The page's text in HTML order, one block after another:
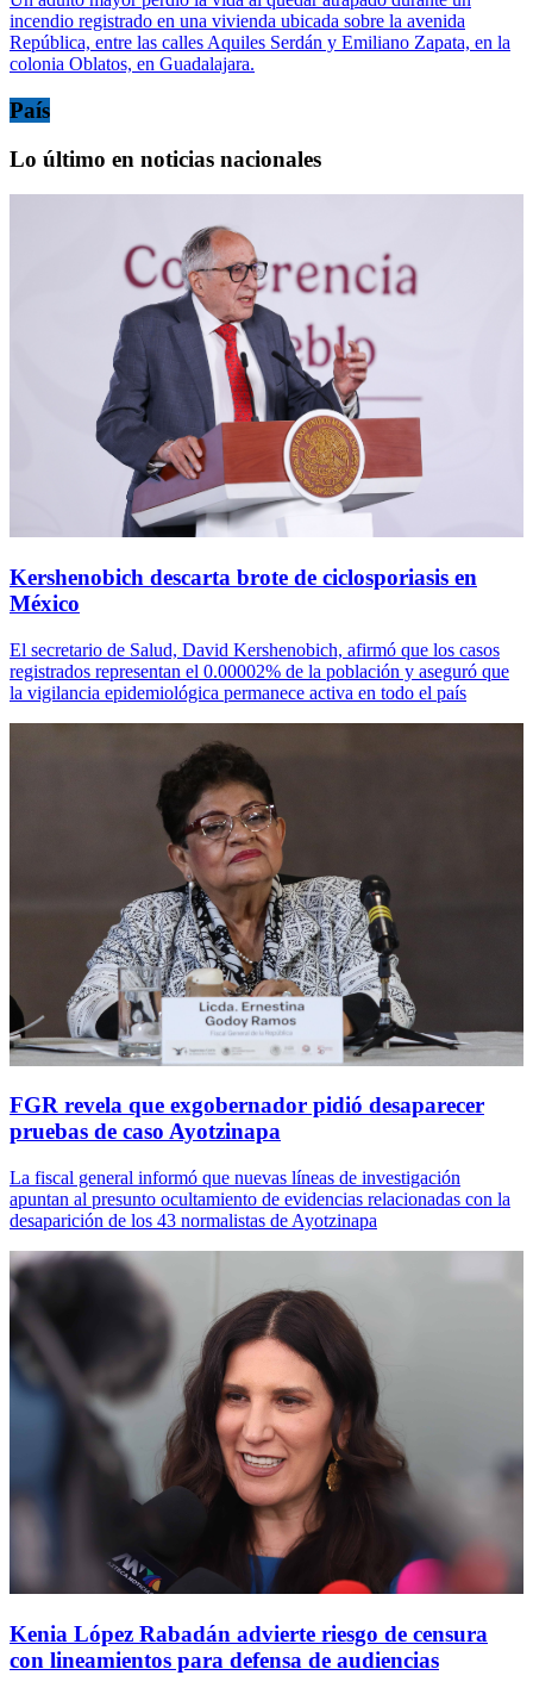
incendio registrado en una vivienda ubicada sobre la avenida
República, entre las calles Aquiles Serdán y Emiliano Zapata, en la
colonia Oblatos, en Guadalajara.
País
Lo último en noticias nacionales
Kershenobich descarta brote de ciclosporiasis en
México
El secretario de Salud, David Kershenobich, afirmó que los casos
registrados representan el 0.00002% de la población y aseguró que
la vigilancia epidemiológica permanece activa en todo el país
FGR revela que exgobernador pidió desaparecer
pruebas de caso Ayotzinapa
La fiscal general informó que nuevas líneas de investigación
apuntan al presunto ocultamiento de evidencias relacionadas con la
desaparición de los 43 normalistas de Ayotzinapa
Kenia López Rabadán advierte riesgo de censura
con lineamientos para defensa de audiencias